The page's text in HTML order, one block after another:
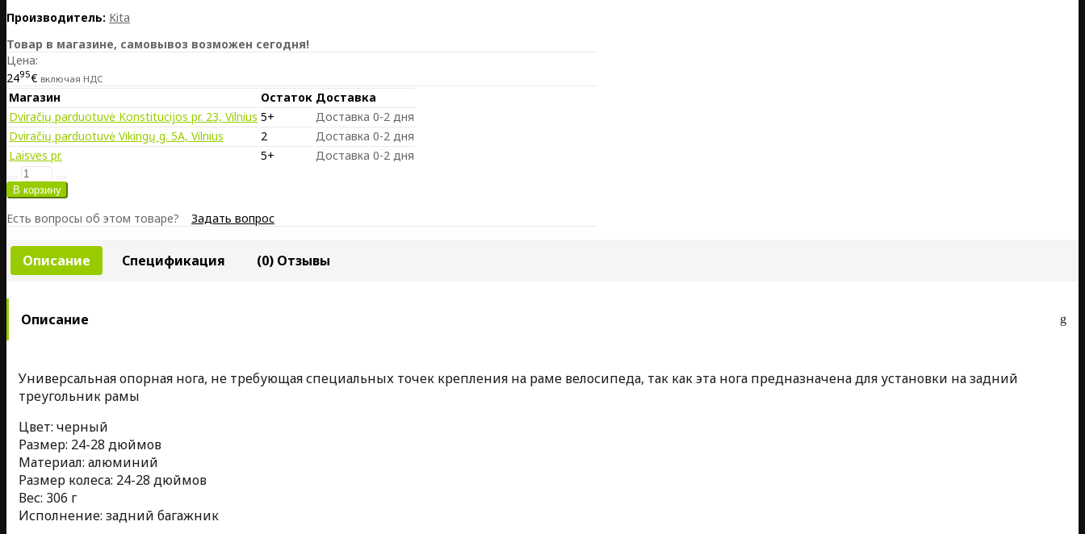
Производитель: Kita
Товар в магазине, самовывоз возможен сегодня!
Цена:
2495€ включая НДС
Магазин Остаток Доставка
Dviračių parduotuvė Konstitucijos pr. 23, Vilnius 5+
Доставка 0-2 дня
Dviračių parduotuvė Vikingų g. 5A, Vilnius
2
Доставка 0-2 дня
Laisves pr.
5+ Доставка 0-2 дня
Есть вопросы об этом товаре? Задать вопрос
Описание Спецификация (0) Отзывы
Описание
Универсальная опорная нога, не требующая специальных точек крепления на раме велосипеда, так как эта нога предназначена для установки на задний
треугольник рамы
Цвет: черный
Размер: 24-28 дюймов
Материал: алюминий
Размер колеса: 24-28 дюймов
Вес: 306 г
Исполнение: задний багажник